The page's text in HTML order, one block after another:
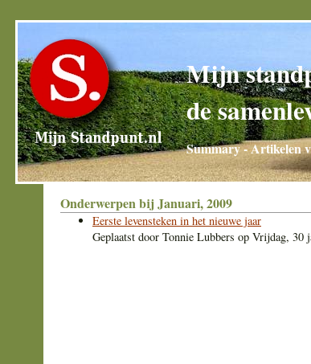
Mijn
de
Summary - Artikelen
Onderwerpen bij Januari, 2009
Eerste levensteken in het nieuwe jaar
Geplaatst door Tonnie Lubbers op Vrijdag, 30